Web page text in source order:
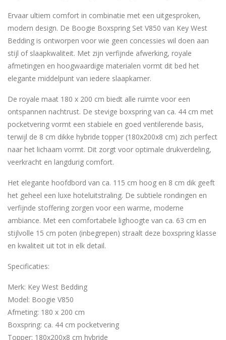
Ervaar ultiem comfort in combinatie met een uitgesproken,
modern design. De Boogie Boxspring Set V850 van Key West
Bedding is ontworpen voor wie geen concessies wil doen aan
stijl of slaapkwaliteit. Met zijn verfijnde afwerking, royale
afmetingen en hoogwaardige materialen vormt dit bed het
elegante middelpunt van iedere slaapkamer.
De royale maat 180 x 200 cm biedt alle ruimte voor een
ontspannen nachtrust. De stevige boxspring van ca. 44 cm met
pocketvering vormt een stabiele en goed ventilerende basis,
terwijl de 8 cm dikke hybride topper (180x200x8 cm) zich perfect
naar het lichaam vormt. Dit zorgt voor optimale drukverdeling,
veerkracht en langdurig comfort.
Het elegante hoofdbord van ca. 115 cm hoog en 8 cm dik geeft
het geheel een luxe hoteluitstraling. De subtiele rondingen en
verfijnde stoffering zorgen voor een warme, moderne
ambiance. Met een comfortabele lighoogte van ca. 63 cm en
stijlvolle 15 cm poten (inbegrepen) straalt deze boxspring klasse
en kwaliteit uit tot in elk detail.
Specificaties:
Merk: Key West Bedding
Model: Boogie V850
Afmeting: 180 x 200 cm
Boxspring: ca. 44 cm pocketvering
Topper: 180x200x8 cm hybride